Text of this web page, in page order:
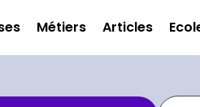
Métiers Articles